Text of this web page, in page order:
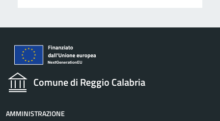
Comune di Reggio Calabria
AMMINISTRAZIONE